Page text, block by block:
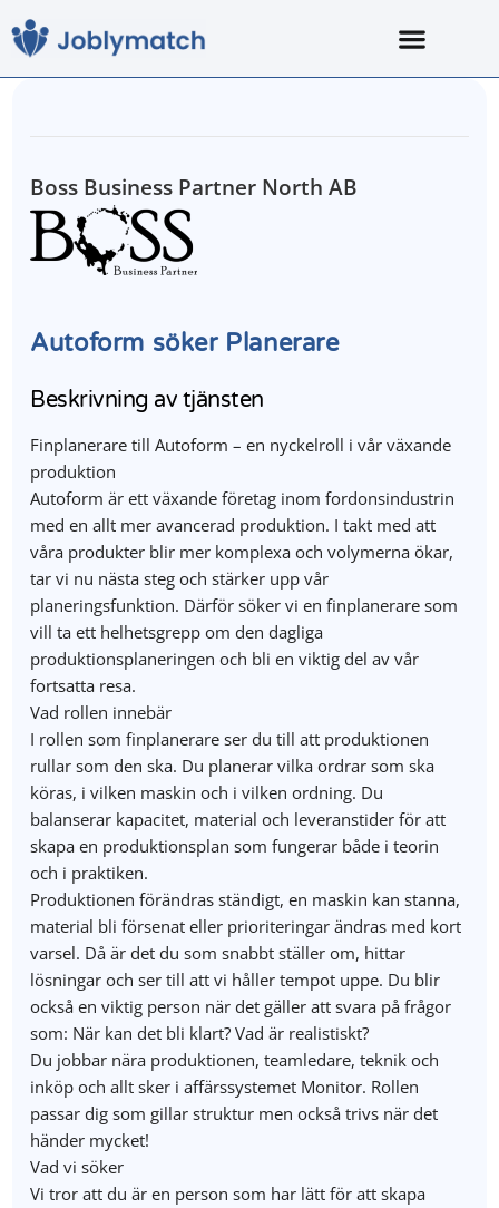
Boss Business Partner North AB
Autoform söker Planerare
Beskrivning av tjänsten
Finplanerare till Autoform – en nyckelroll i vår växande
produktion
Autoform är ett växande företag inom fordonsindustrin
med en allt mer avancerad produktion. I takt med att
våra produkter blir mer komplexa och volymerna ökar,
tar vi nu nästa steg och stärker upp vår
planeringsfunktion. Därför söker vi en finplanerare som
vill ta ett helhetsgrepp om den dagliga
produktionsplaneringen och bli en viktig del av vår
fortsatta resa.
Vad rollen innebär
I rollen som finplanerare ser du till att produktionen
rullar som den ska. Du planerar vilka ordrar som ska
köras, i vilken maskin och i vilken ordning. Du
balanserar kapacitet, material och leveranstider för att
skapa en produktionsplan som fungerar både i teorin
och i praktiken.
Produktionen förändras ständigt, en maskin kan stanna,
material bli försenat eller prioriteringar ändras med kort
varsel. Då är det du som snabbt ställer om, hittar
lösningar och ser till att vi håller tempot uppe. Du blir
också en viktig person när det gäller att svara på frågor
som: När kan det bli klart? Vad är realistiskt?
Du jobbar nära produktionen, teamledare, teknik och
inköp och allt sker i affärssystemet Monitor. Rollen
passar dig som gillar struktur men också trivs när det
händer mycket!
Vad vi söker
Vi tror att du är en person som har lätt för att skapa